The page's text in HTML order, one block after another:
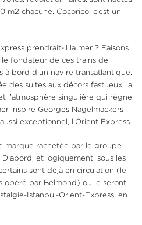
m2 chacune. Cocorico, c’est un
prendrait-il la mer ? Faisons
le fondateur de ces trains de
bord d’un navire transatlantique.
des suites aux décors fastueux, la
l’atmosphère singulière qui règne
inspire Georges Nagelmackers
exceptionnel, l’Orient Express.
marque rachetée par le groupe
et logiquement, sous les
sont déjà en circulation (le
opéré par Belmond) ou le seront
Istanbul-Orient-Express, en